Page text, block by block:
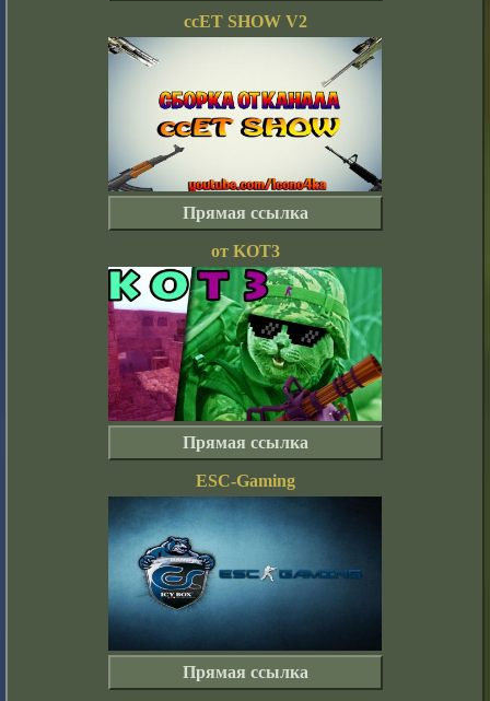
ccET SHOW V2
Прямая ссылка
от KOT3
Прямая ссылка
ESC-Gaming
Прямая ссылка